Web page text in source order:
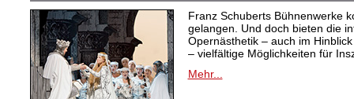
Franz Schuberts Bühnenwerke
gelangen. Und doch bieten die
Opernästhetik – auch im
– vielfältige Möglichkeiten für
Mehr...